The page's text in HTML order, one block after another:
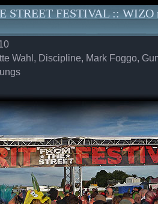
STREET FESTIVAL :: WIZO
Wahl, Discipline, Mark Foggo,